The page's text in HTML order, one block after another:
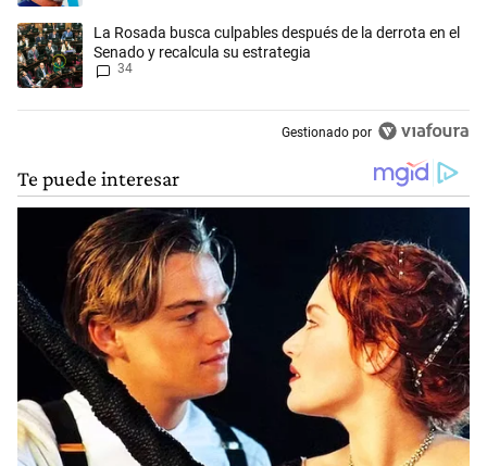
Un artículo de tendencia con el título "La Rosada busca culpables
La Rosada busca culpables después de la derrota en el
Senado y recalcula su estrategia
34
Gestionado por